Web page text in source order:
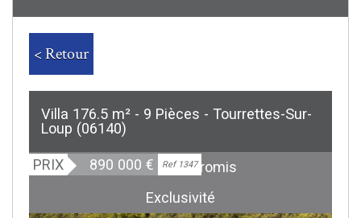
< Retour
Villa 176.5 m² - 9 Pièces - Tourrettes-Sur-
Loup (06140)
PRIX 890 000 € Ref 1347
Sous Compromis
Exclusivité